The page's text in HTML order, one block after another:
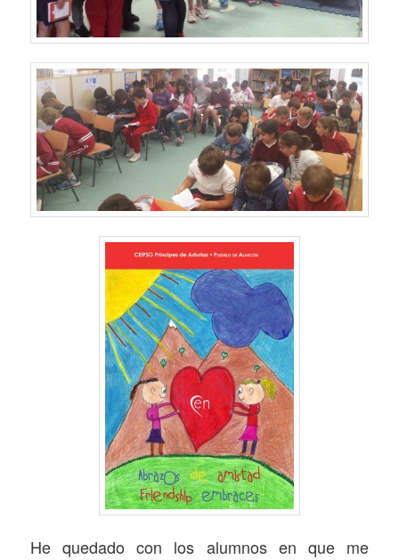
He quedado con los alumnos en que me